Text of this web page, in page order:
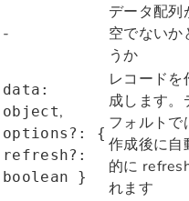
-
データ配列
空でないか
うか
data:
object,
options?: {
refresh?:
boolean }
レコードを
成します。
フォルトで
作成後に自
的に
れます